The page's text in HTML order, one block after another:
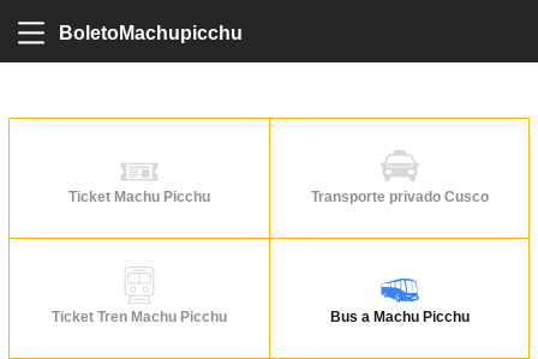
BoletoMachupicchu
Ticket Machu Picchu
Ticket Tren Machu Picchu
Transporte privado Cusco
Bus a Machu Picchu